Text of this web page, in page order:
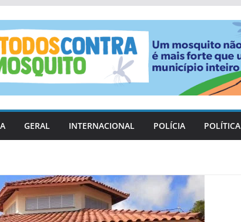
GERAL INTERNACIONAL POLÍCIA POLÍTICA